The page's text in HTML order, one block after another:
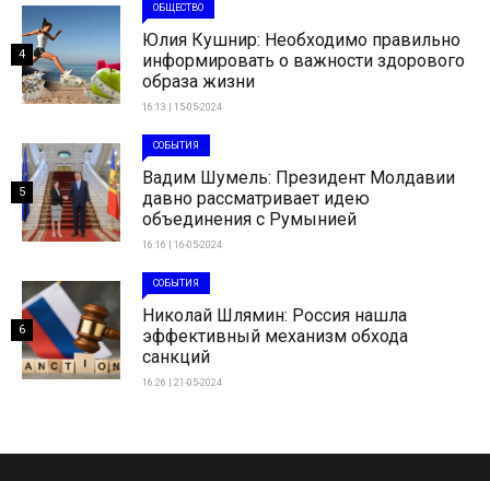
ОБЩЕСТВО
Юлия Кушнир: Необходимо правильно
информировать о важности здорового
образа жизни
16:13 | 15-05-2024
4
СОБЫТИЯ
Вадим Шумель: Президент Молдавии
давно рассматривает идею
объединения с Румынией
16:16 | 16-05-2024
5
СОБЫТИЯ
Николай Шлямин: Россия нашла
эффективный механизм обхода
санкций
16:26 | 21-05-2024
6